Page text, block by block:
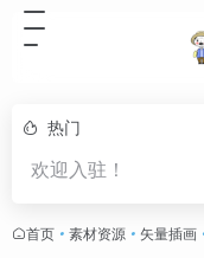
热门
欢迎入驻！
首页 • 素材资源 • 矢量插画